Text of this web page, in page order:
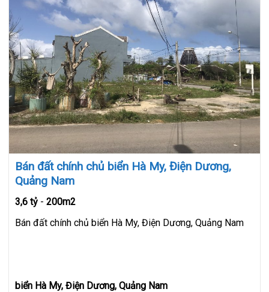
Bán đất chính chủ biển Hà My, Điện Dương,
Quảng Nam
3,6 tỷ - 200m2
Bán đất chính chủ biển Hà My, Điện Dương, Quảng Nam
biển Hà My, Điện Dương, Quảng Nam